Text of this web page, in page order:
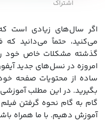
اشتراک
اگر سال‌های زیادی است
می‌کنید، حتماً می‌دانید
گذشته مشکلات خاص خود
امروزه در نسل‌های جدید
ساده از محتویات صفحه
بگیرید. در این مطلب
گام به گام نحوه گرفتن
آموزش دهیم. با ما همراه